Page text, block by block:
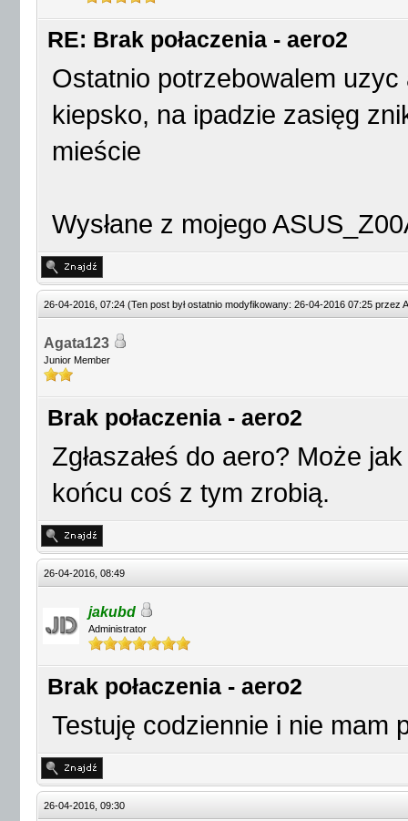
RE: Brak połaczenia - aero2
Ostatnio potrzebowalem
kiepsko, na ipadzie zasięg
mieście
Wysłane z mojego
26-04-2016, 07:24 (Ten post był ostatnio modyfikowany: 26-04-2016 07:25 przez
Agata123
Junior Member
Brak połaczenia - aero2
Zgłaszałeś do aero? Może
końcu coś z tym zrobią.
26-04-2016, 08:49
jakubd
Administrator
Brak połaczenia - aero2
Testuję codziennie i nie mam
26-04-2016, 09:30